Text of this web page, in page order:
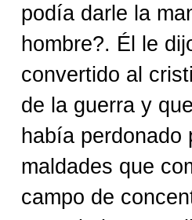
podía darle la
hombre?. Él le
convertido al
de la guerra y
había perdonado
maldades que
campo de